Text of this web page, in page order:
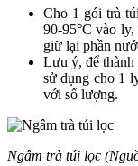
Cho 1 gói trà
90-95°C vào
giữ lại phần
Lưu ý, để thành
sử dụng cho 1
với số lượng.
Ngâm trà túi lọc